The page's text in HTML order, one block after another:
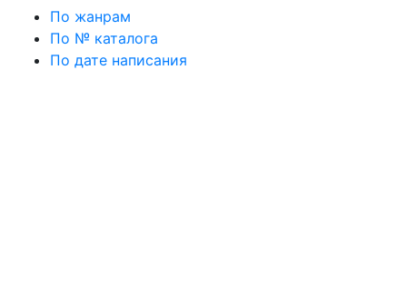
По жанрам
По № каталога
По дате написания